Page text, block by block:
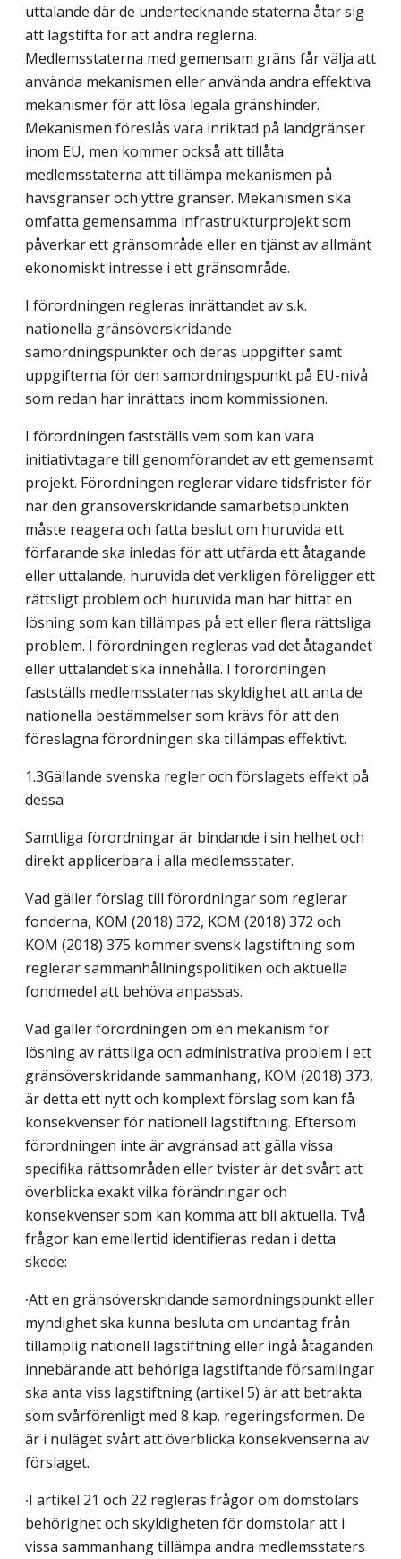
uttalande där de undertecknande staterna åtar sig
att lagstifta för att ändra reglerna.
Medlemsstaterna med gemensam gräns får välja att
använda mekanismen eller använda andra effektiva
mekanismer för att lösa legala gränshinder.
Mekanismen föreslås vara inriktad på landgränser
inom EU, men kommer också att tillåta
medlemsstaterna att tillämpa mekanismen på
havsgränser och yttre gränser. Mekanismen ska
omfatta gemensamma infrastrukturprojekt som
påverkar ett gränsområde eller en tjänst av allmänt
ekonomiskt intresse i ett gränsområde.
I förordningen regleras inrättandet av s.k.
nationella gränsöverskridande
samordningspunkter och deras uppgifter samt
uppgifterna för den samordningspunkt på EU-nivå
som redan har inrättats inom kommissionen.
I förordningen fastställs vem som kan vara
initiativtagare till genomförandet av ett gemensamt
projekt. Förordningen reglerar vidare tidsfrister för
när den gränsöverskridande samarbetspunkten
måste reagera och fatta beslut om huruvida ett
förfarande ska inledas för att utfärda ett åtagande
eller uttalande, huruvida det verkligen föreligger ett
rättsligt problem och huruvida man har hittat en
lösning som kan tillämpas på ett eller flera rättsliga
problem. I förordningen regleras vad det åtagandet
eller uttalandet ska innehålla. I förordningen
fastställs medlemsstaternas skyldighet att anta de
nationella bestämmelser som krävs för att den
föreslagna förordningen ska tillämpas effektivt.
1.3Gällande svenska regler och förslagets effekt på
dessa
Samtliga förordningar är bindande i sin helhet och
direkt applicerbara i alla medlemsstater.
Vad gäller förslag till förordningar som reglerar
fonderna, KOM (2018) 372, KOM (2018) 372 och
KOM (2018) 375 kommer svensk lagstiftning som
reglerar sammanhållningspolitiken och aktuella
fondmedel att behöva anpassas.
Vad gäller förordningen om en mekanism för
lösning av rättsliga och administrativa problem i ett
gränsöverskridande sammanhang, KOM (2018) 373,
är detta ett nytt och komplext förslag som kan få
konsekvenser för nationell lagstiftning. Eftersom
förordningen inte är avgränsad att gälla vissa
specifika rättsområden eller tvister är det svårt att
överblicka exakt vilka förändringar och
konsekvenser som kan komma att bli aktuella. Två
frågor kan emellertid identifieras redan i detta
skede:
∙Att en gränsöverskridande samordningspunkt eller
myndighet ska kunna besluta om undantag från
tillämplig nationell lagstiftning eller ingå åtaganden
innebärande att behöriga lagstiftande församlingar
ska anta viss lagstiftning (artikel 5) är att betrakta
som svårförenligt med 8 kap. regeringsformen. De
är i nuläget svårt att överblicka konsekvenserna av
förslaget.
∙I artikel 21 och 22 regleras frågor om domstolars
behörighet och skyldigheten för domstolar att i
vissa sammanhang tillämpa andra medlemsstaters